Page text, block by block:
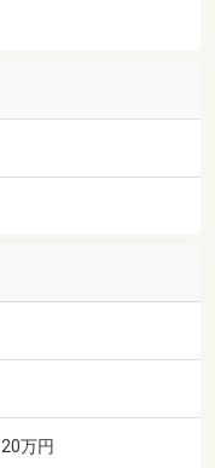
万円